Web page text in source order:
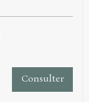
Consulter